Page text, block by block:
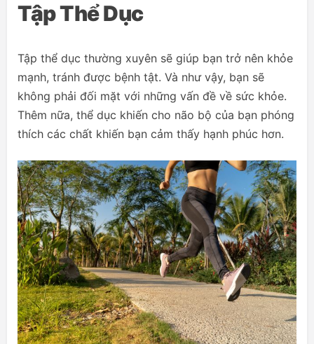
Tập Thể Dục
Tập thể dục thường xuyên sẽ giúp bạn trở nên khỏe
mạnh, tránh được bệnh tật. Và như vậy, bạn sẽ
không phải đối mặt với những vấn đề về sức khỏe.
Thêm nữa, thể dục khiến cho não bộ của bạn phóng
thích các chất khiến bạn cảm thấy hạnh phúc hơn.